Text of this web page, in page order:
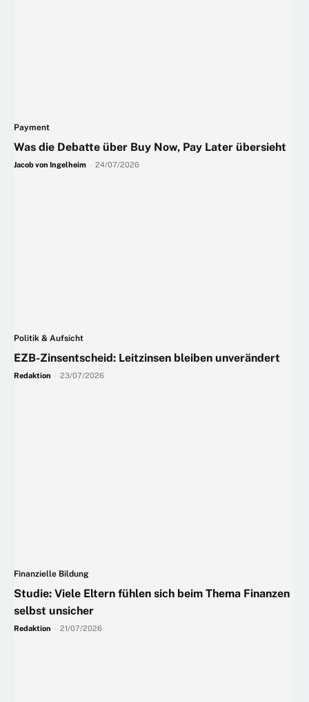
Payment
Was die Debatte über Buy Now, Pay Later übersieht
Jacob von Ingelheim 24/07/2026
Politik & Aufsicht
EZB-Zinsentscheid: Leitzinsen bleiben unverändert
Redaktion 23/07/2026
Finanzielle Bildung
Studie: Viele Eltern fühlen sich beim Thema Finanzen
selbst unsicher
Redaktion 21/07/2026